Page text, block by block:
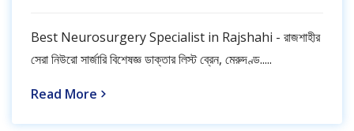
Best Neurosurgery Specialist in Rajshahi - রাজশাহীর
সেরা নিউরো সার্জারি বিশেষজ্ঞ ডাক্তার লিস্ট ব্রেন, মেরুদণ্ড.....
Read More